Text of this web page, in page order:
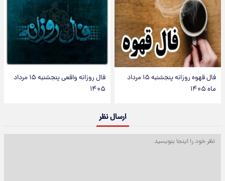
فال قهوه روزانه پنجشنبه ۱۵ مرداد
ماه ۱۴۰۵
فال روزانه واقعی پنجشنبه ۱۵ مرداد
۱۴۰۵
ارسال نظر